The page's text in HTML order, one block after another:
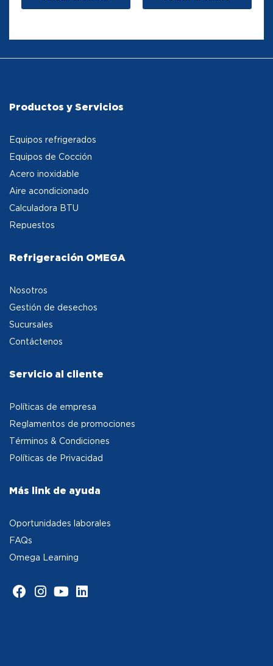
Productos y Servicios
Equipos refrigerados
Equipos de Cocción
Acero inoxidable
Aire acondicionado
Calculadora BTU
Repuestos
Refrigeración OMEGA
Nosotros
Gestión de desechos
Sucursales
Contáctenos
Servicio al cliente
Políticas de empresa
Reglamentos de promociones
Términos & Condiciones
Políticas de Privacidad
Más link de ayuda
Oportunidades laborales
FAQs
Omega Learning